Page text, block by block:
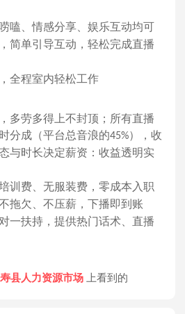
嗑、情感分享、娱乐互动均可
简单引导互动，轻松完成直播
全程室内轻松工作
多劳多得上不封顶 ； 所有直播
分成（平台总音浪的45%）
，收
与时长决定薪资： 收益透明实
训费、无服装费，零成本入职
拖欠、不压薪， 下播即到账
一扶持，提供热门话术、直播
县人力资源市场上看到的